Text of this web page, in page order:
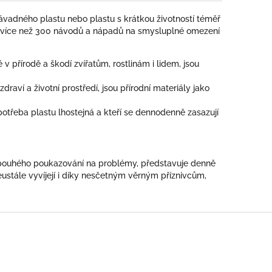
plastu nebo plastu s krátkou životností téměř
než 300 návodů a nápadů na smysluplné omezení
přírodě a škodí zvířatům, rostlinám i lidem, jsou
a životní prostředí, jsou přírodní materiály jako
plastu lhostejná a kteří se dennodenně zasazují
poukazování na problémy, představuje denně
vyvíjejí i díky nesčetným věrným příznivcům,